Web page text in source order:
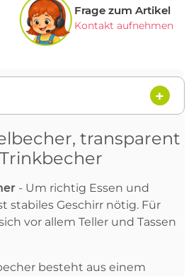
Frage zum Artikel
Kontakt aufnehmen
transparent
- Um richtig Essen und
stabiles Geschirr nötig. Für
vor allem Teller und Tassen
besteht aus einem